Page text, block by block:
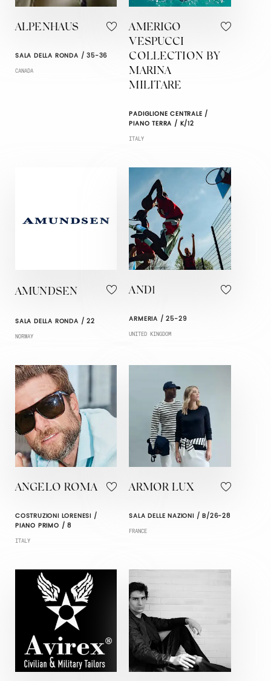
ALPENHAUS
SALA DELLA RONDA / 35-36
CANADA
AMERIGO
VESPUCCI
COLLECTION BY
MARINA
MILITARE
PADIGLIONE CENTRALE /
PIANO TERRA / K/12
ITALY
AMUNDSEN
SALA DELLA RONDA / 22
NORWAY
AND1
ARMERIA / 25-29
UNITED KINGDOM
ANGELO ROMA
COSTRUZIONI LORENESI /
PIANO PRIMO / 8
ITALY
ARMOR LUX
SALA DELLE NAZIONI / B/26-28
FRANCE